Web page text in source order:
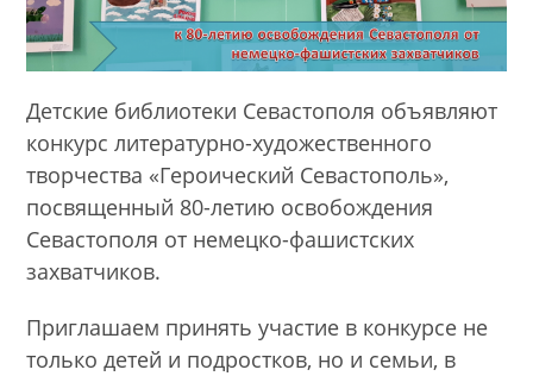
Детские библиотеки Севастополя объявляют
конкурс литературно-художественного
творчества «Героический Севастополь»,
посвященный 80-летию освобождения
Севастополя от немецко-фашистских
захватчиков.
Приглашаем принять участие в конкурсе не
только детей и подростков, но и семьи, в